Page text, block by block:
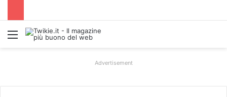
Menu
Advertisement